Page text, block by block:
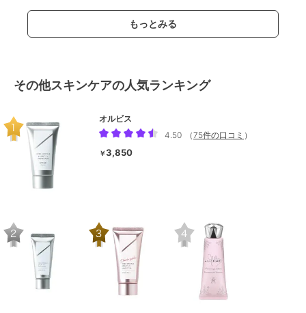
もっとみる
その他スキンケアの人気ランキング
オルビス
4.50
（75件の口コミ ）
￥3,850